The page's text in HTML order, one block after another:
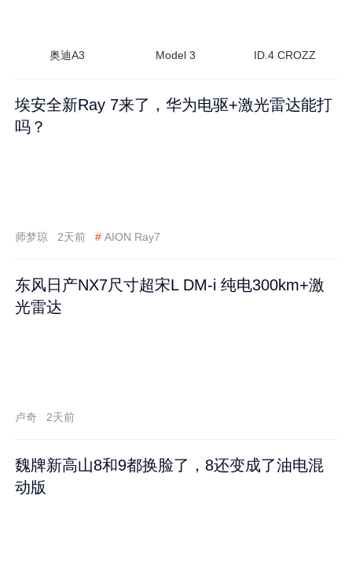
奥迪A3 Model 3 ID.4 CROZZ
埃安全新Ray 7来了，华为电驱+激光雷达能打
吗？
师梦琼 2天前 # AION Ray7
东风日产NX7尺寸超宋L DM-i 纯电300km+激
光雷达
卢奇 2天前
魏牌新高山8和9都换脸了，8还变成了油电混
动版